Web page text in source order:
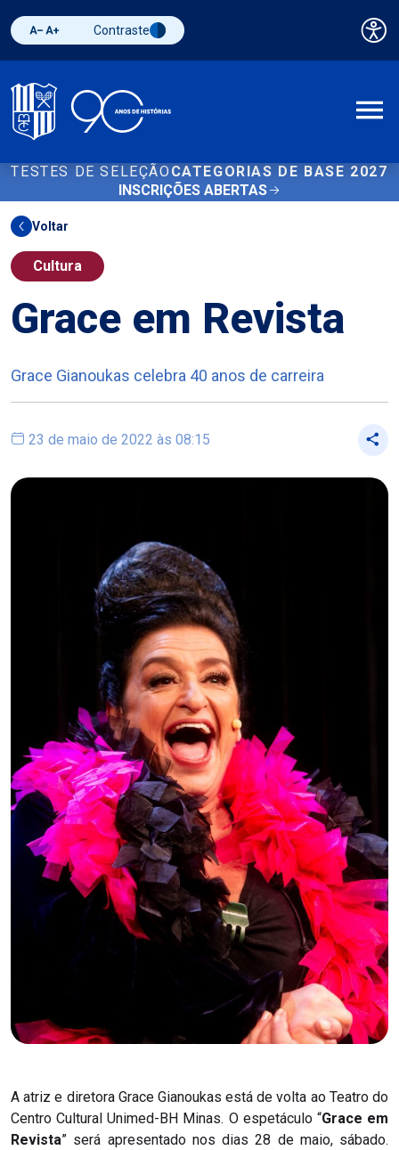
Diminuir fonte
Aumentar fonteAlternar contraste
Contraste
TESTES DE SELEÇÃO CATEGORIAS DE BASE 2027
INSCRIÇÕES ABERTAS
Voltar
Cultura
Grace em Revista
Grace Gianoukas celebra 40 anos de carreira
23 de maio de 2022 às 08:15
A atriz e diretora Grace Gianoukas está de volta ao Teatro do
Centro Cultural Unimed-BH Minas. O espetáculo “Grace em
Revista” será apresentado nos dias 28 de maio, sábado.